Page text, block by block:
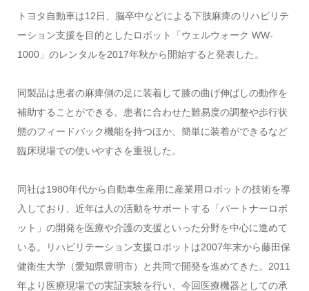
トヨタ自動車は12日、脳卒中などによる下肢麻痺のリハビリテ
ーション支援を目的としたロボット「ウェルウォーク WW-
1000」のレンタルを2017年秋から開始すると発表した。
同製品は患者の麻痺側の足に装着して膝の曲げ伸ばしの動作を
補助することができる。患者に合わせた難易度の調整や歩行状
態のフィードバック機能を持つほか、簡単に装着ができるなど
臨床現場での使いやすさを重視した。
同社は1980年代から自動車生産用に産業用ロボットの技術を導
入しており、近年は人の活動をサポートする「パートナーロボ
ット」の開発を医療や介護の支援といった分野を中心に進めて
いる。リハビリテーション支援ロボットは2007年末から藤田保
健衛生大学（愛知県豊明市）と共同で開発を進めてきた。2011
年より医療現場での実証実験を行い、今回医療機器としての承